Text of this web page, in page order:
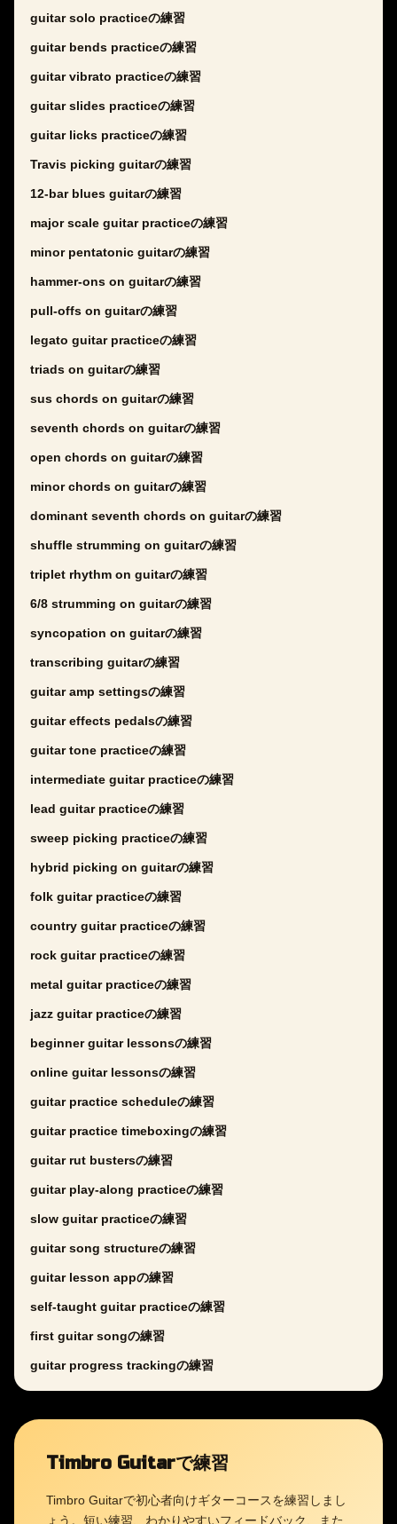
guitar solo practiceの練習
guitar bends practiceの練習
guitar vibrato practiceの練習
guitar slides practiceの練習
guitar licks practiceの練習
Travis picking guitarの練習
12-bar blues guitarの練習
major scale guitar practiceの練習
minor pentatonic guitarの練習
hammer-ons on guitarの練習
pull-offs on guitarの練習
legato guitar practiceの練習
triads on guitarの練習
sus chords on guitarの練習
seventh chords on guitarの練習
open chords on guitarの練習
minor chords on guitarの練習
dominant seventh chords on guitarの練習
shuffle strumming on guitarの練習
triplet rhythm on guitarの練習
6/8 strumming on guitarの練習
syncopation on guitarの練習
transcribing guitarの練習
guitar amp settingsの練習
guitar effects pedalsの練習
guitar tone practiceの練習
intermediate guitar practiceの練習
lead guitar practiceの練習
sweep picking practiceの練習
hybrid picking on guitarの練習
folk guitar practiceの練習
country guitar practiceの練習
rock guitar practiceの練習
metal guitar practiceの練習
jazz guitar practiceの練習
beginner guitar lessonsの練習
online guitar lessonsの練習
guitar practice scheduleの練習
guitar practice timeboxingの練習
guitar rut bustersの練習
guitar play-along practiceの練習
slow guitar practiceの練習
guitar song structureの練習
guitar lesson appの練習
self-taught guitar practiceの練習
first guitar songの練習
guitar progress trackingの練習
Timbro Guitarで練習
Timbro Guitarで初心者向けギターコースを練習しまし
ょう。短い練習、わかりやすいフィードバック、また